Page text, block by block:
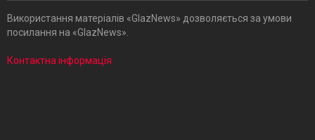
Використання матеріалів «GlazNews» дозволяється за умови
посилання на «GlazNews».
Контактна інформація